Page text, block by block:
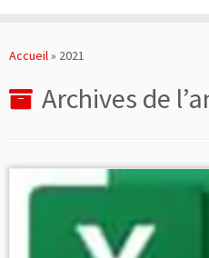
auAccueil» 2021
Archives de